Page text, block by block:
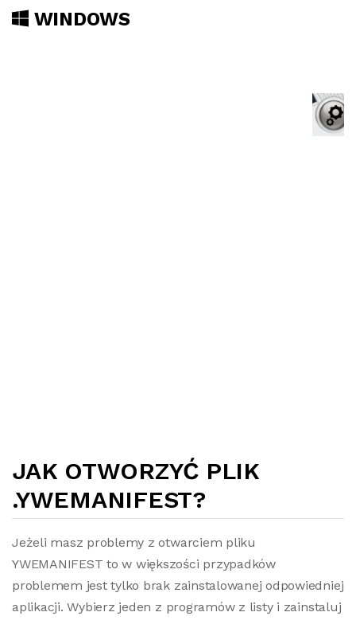
WINDOWS
JAK OTWORZYĆ PLIK
.YWEMANIFEST?
Jeżeli masz problemy z otwarciem pliku
YWEMANIFEST to w większości przypadków
problemem jest tylko brak zainstalowanej odpowiedniej
aplikacji. Wybierz jeden z programów z listy i zainstaluj